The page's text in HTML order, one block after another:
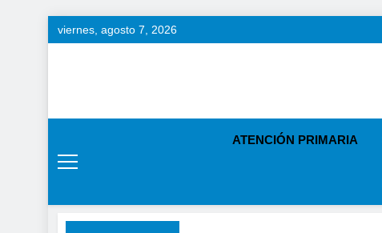
Saltar
al
viernes, agosto 7, 2026
ATENCIÓN PRIMARIA